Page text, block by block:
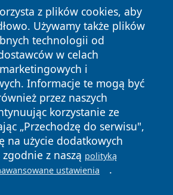
z plików cookies, aby
Używamy także plików
technologii od
w celach
i
Informacje te mogą być
przez naszych
korzystanie ze
„Przechodzę do serwisu",
na użycie dodatkowych
z naszą polityką
ustawienia .
Wszystkie prawa
Polityka
Polityka
Cookies